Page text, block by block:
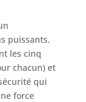
puissants.
les cinq
chacun) et
qui
force